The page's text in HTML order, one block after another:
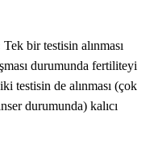
Tek bir testisin alınması
durumunda fertiliteyi
testisin de alınması (çok
durumunda) kalıcı